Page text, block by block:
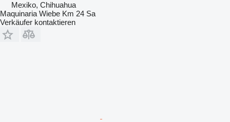
Mexiko, Chihuahua
Maquinaria Wiebe Km 24 Sa
Verkäufer kontaktieren